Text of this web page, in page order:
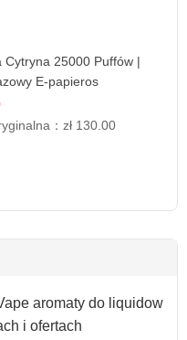
Cytryna 25000 Puffów |
E-papieros
：zł 130.00
aromaty do liquidow
i ofertach